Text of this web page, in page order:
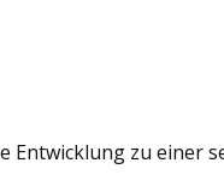
Entwicklung zu einer